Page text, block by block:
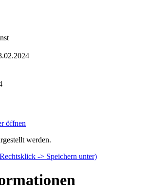
öffnen
werden.
-> Speichern unter)